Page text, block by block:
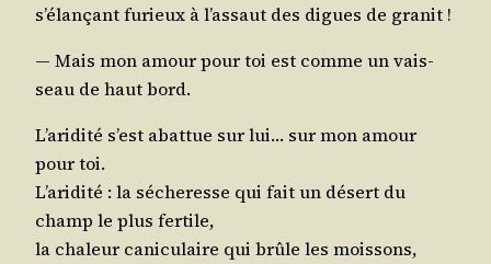
s’é­lan­çant furieux à l’as­saut des digues de granit !
— Mais mon amour pour toi est comme un vais­
seau de haut bord.
L’a­ri­di­té s’est abat­tue sur lui… sur mon amour
pour toi.
L’a­ri­di­té : la séche­resse qui fait un désert du
champ le plus fertile,
la cha­leur cani­cu­laire qui brûle les mois­sons,